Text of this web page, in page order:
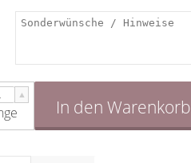
▲
In den Warenkorb